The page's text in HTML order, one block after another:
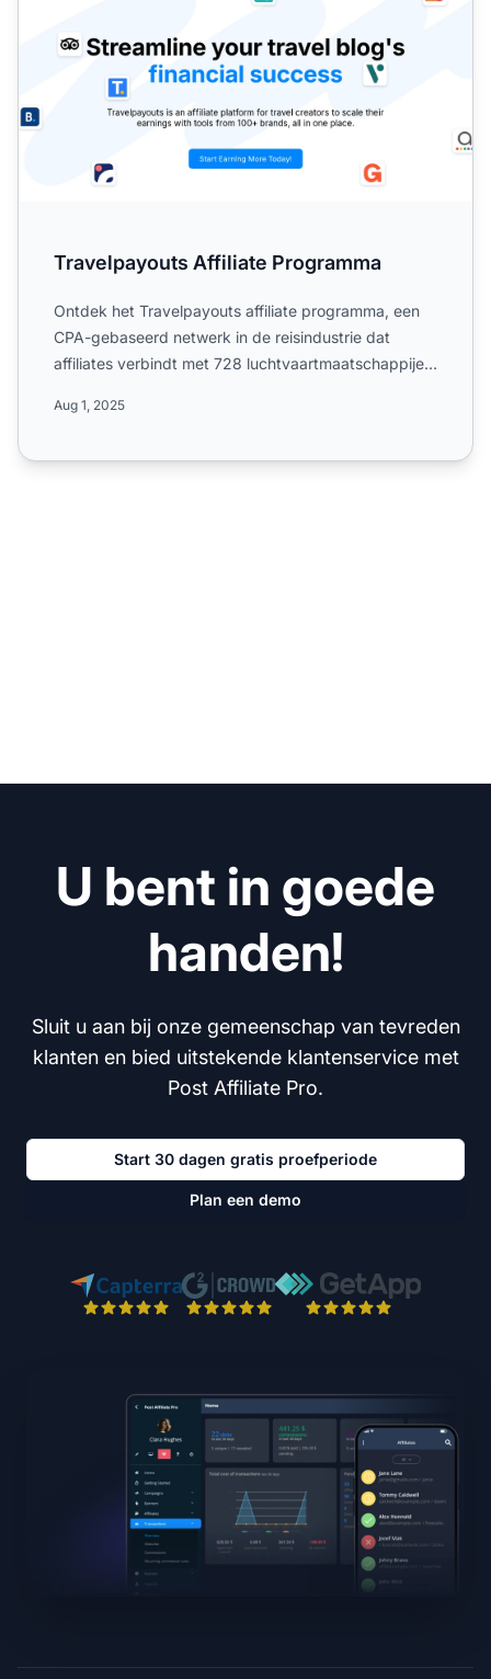
Travelpayouts Affiliate Programma
Ontdek het Travelpayouts affiliate programma, een
CPA-gebaseerd netwerk in de reisindustrie dat
affiliates verbindt met 728 luchtvaartmaatschappijen,
Aug 1, 2025
U bent in goede
handen!
Sluit u aan bij onze gemeenschap van tevreden
klanten en bied uitstekende klantenservice met
Post Affiliate Pro.
Start 30 dagen gratis proefperiode
Plan een demo